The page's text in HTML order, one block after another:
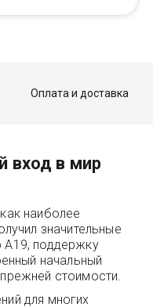
Оплата и доставка
вход в мир
наиболее
значительные
поддержку
начальный
стоимости.
для многих